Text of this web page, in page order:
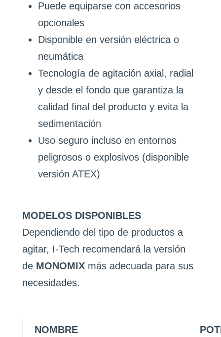
Puede equiparse con accesorios
opcionales
Disponible en versión eléctrica o
neumática
Tecnología de agitación axial, radial
y desde el fondo que garantiza la
calidad final del producto y evita la
sedimentación
Uso seguro incluso en entornos
peligrosos o explosivos (disponible
versión ATEX)
MODELOS DISPONIBLES
Dependiendo del tipo de productos a
agitar, I-Tech recomendará la versión
de MONOMIXmás adecuada para sus
necesidades.
NOMBRE